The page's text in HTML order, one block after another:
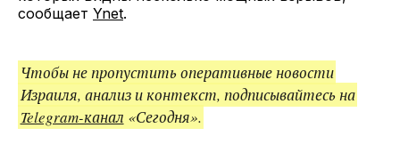
сообщает Ynet.
Чтобы не пропустить оперативные новости
Израиля, анализ и контекст, подписывайтесь на
Telegram-канал «Сегодня».